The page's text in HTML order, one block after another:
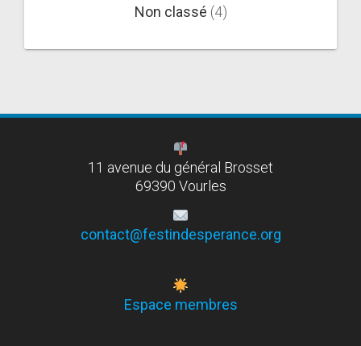
Non classé (4)
11 avenue du général Brosset
69390 Vourles
contact@festindesperance.org
Espace membres